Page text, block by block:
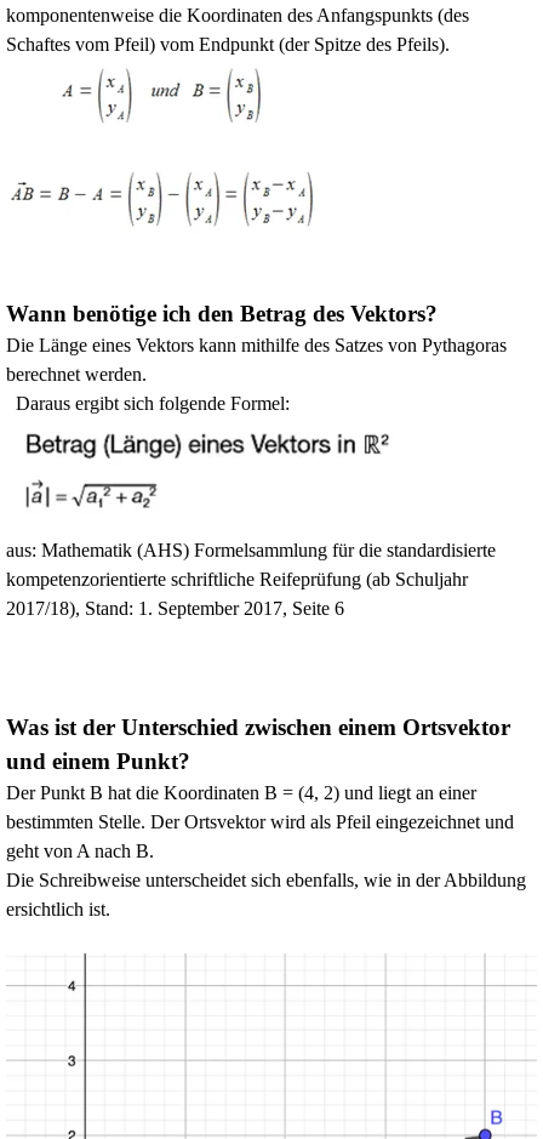
komponentenweise die Koordinaten des Anfangspunkts (des
Schaftes vom Pfeil) vom Endpunkt (der Spitze des Pfeils).
Wann benötige ich den Betrag des Vektors?
Die Länge eines Vektors kann mithilfe des Satzes von Pythagoras
berechnet werden.
Daraus ergibt sich folgende Formel:
aus: Mathematik (AHS) Formelsammlung für die standardisierte
kompetenzorientierte schriftliche Reifeprüfung (ab Schuljahr
2017/18), Stand: 1. September 2017, Seite 6
Was ist der Unterschied zwischen einem Ortsvektor
und einem Punkt?
Der Punkt B hat die Koordinaten B = (4, 2) und liegt an einer
bestimmten Stelle. Der Ortsvektor wird als Pfeil eingezeichnet und
geht von A nach B.
Die Schreibweise unterscheidet sich ebenfalls, wie in der Abbildung
ersichtlich ist.